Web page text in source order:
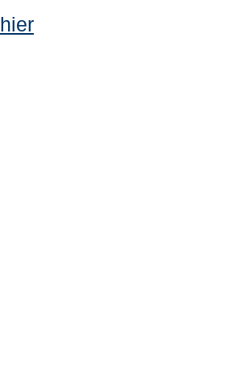
hier